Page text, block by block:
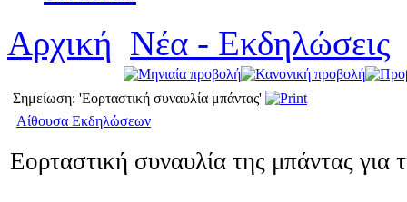
Αρχική Νέα - Εκδηλώσεις
Σημείωση: 'Εορταστική συναυλία μπάντας'
Αίθουσα Εκδηλώσεων
Εορταστική συναυλία της μπάντας